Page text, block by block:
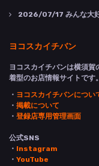
2026/07/17 みんな大
ヨコスカイチバン
ヨコスカイチバンは横須
着型のお店情報サイトです
・ ヨコスカイチバンについ
・ 掲載について
・ 登録店専用管理画面
公式SNS
・ Instagram
・ YouTube